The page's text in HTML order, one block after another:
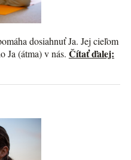
dosiahnuť Ja. Jej cieľom
Ja (átma) v nás. Čítať ďalej: